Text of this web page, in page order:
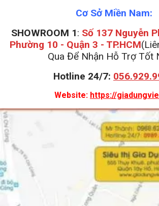
Cơ Sở Miền Nam:
SHOWROOM 1: Số 137 Nguyễn
Phường 10 - Quận 3 - TP.HCM
Qua Để Nhận Hỗ Trợ Tốt
Hotline 24/7:
Website: https://